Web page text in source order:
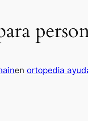
en ortopedia